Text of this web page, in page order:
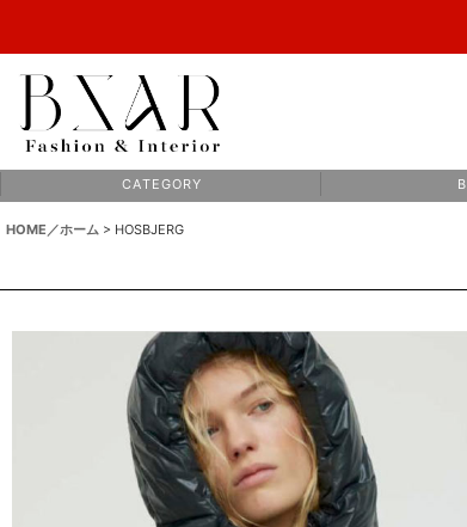
C A T E G O R Y
HOME／ホーム > HOSBJERG